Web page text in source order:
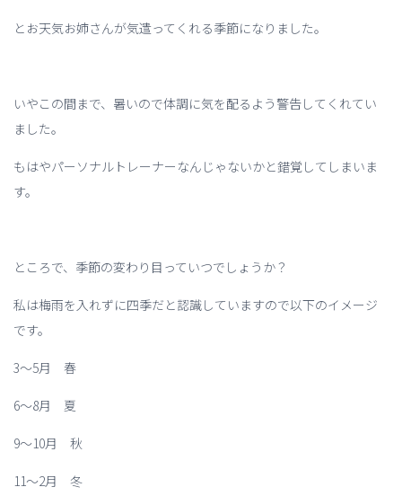
とお天気お姉さんが気遣ってくれる季節になりました。
いやこの間まで、暑いので体調に気を配るよう警告してくれてい
ました。
もはやパーソナルトレーナーなんじゃないかと錯覚してしまいま
す。
ところで、季節の変わり目っていつでしょうか？
私は梅雨を入れずに四季だと認識していますので以下のイメージ
です。
3～5月 春
6～8月 夏
9～10月 秋
11～2月 冬